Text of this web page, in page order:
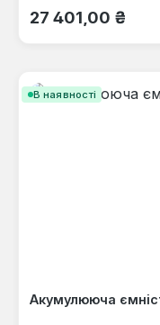
Звичайна ціна:
27 401,00 ₴
В наявності
Акумулююча